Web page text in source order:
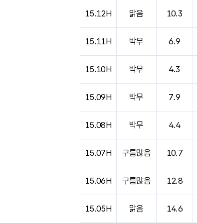
15.12H 맑음 10.3
15.11H 박무 6.9
15.10H 박무 4.3
15.09H 박무 7.9
15.08H 박무 4.4
15.07H 구름많음 10.7
15.06H 구름많음 12.8
15.05H 맑음 14.6